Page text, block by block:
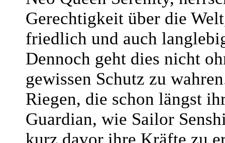
Gerechtigkeit über die
friedlich und auch
Dennoch geht dies nicht
gewissen Schutz zu
Riegen, die schon längst
Guardian, wie Sailor